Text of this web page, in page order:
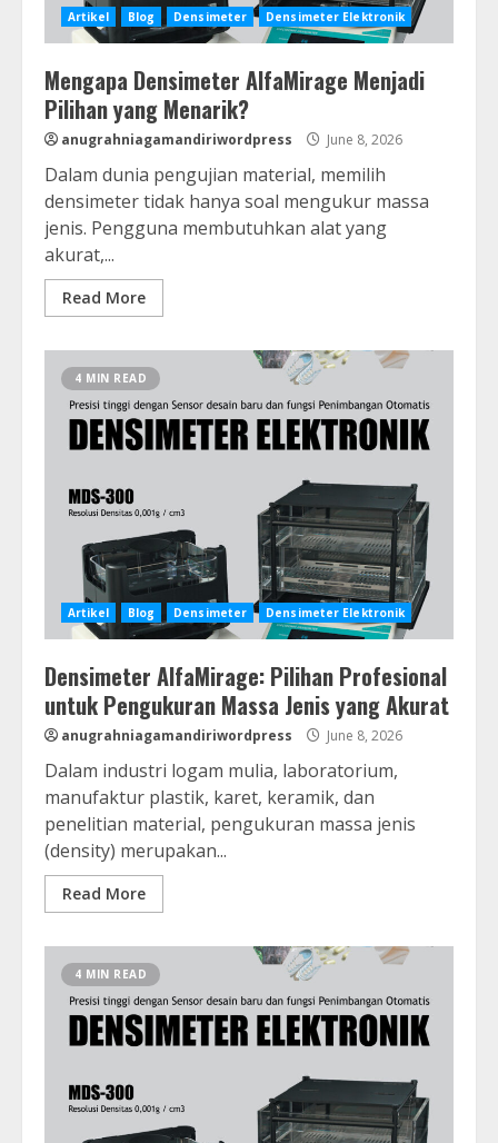
Artikel Blog Densimeter Densimeter Elektronik
Mengapa Densimeter AlfaMirage Menjadi
Pilihan yang Menarik?
anugrahniagamandiriwordpress June 8, 2026
Dalam dunia pengujian material, memilih
densimeter tidak hanya soal mengukur massa
jenis. Pengguna membutuhkan alat yang
akurat,...
Read More
4 MIN READ
Artikel Blog Densimeter Densimeter Elektronik
Densimeter AlfaMirage: Pilihan Profesional
untuk Pengukuran Massa Jenis yang Akurat
anugrahniagamandiriwordpress June 8, 2026
Dalam industri logam mulia, laboratorium,
manufaktur plastik, karet, keramik, dan
penelitian material, pengukuran massa jenis
(density) merupakan...
Read More
4 MIN READ